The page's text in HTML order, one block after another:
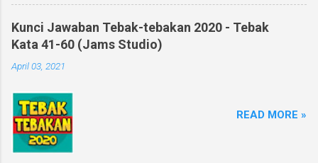
Kunci Jawaban Tebak-tebakan 2020 - Tebak
Kata 41-60 (Jams Studio)
April 03, 2021
READ MORE »